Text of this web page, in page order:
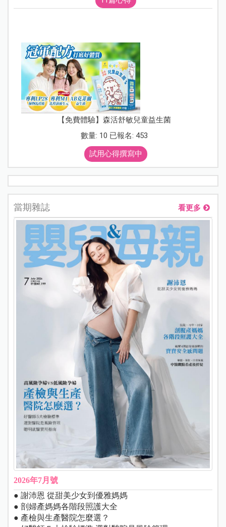
【免費體驗】森活舒敏兒童益生菌
數量: 10 已報名: 453
試用心得撰寫中
當期雜誌 看更多
2026年7月號
● 謝沛恩 從甜美少女到優雅媽媽
● 剖婦產媽媽各階段照護大全
● 產檢與生產醫院怎麼選？